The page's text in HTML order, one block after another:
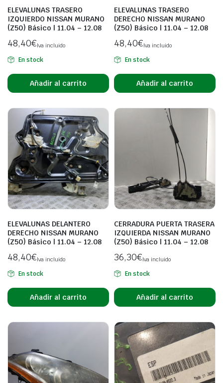
ELEVALUNAS TRASERO
IZQUIERDO NISSAN MURANO
(Z50) Básico | 11.04 – 12.08
48,40€Iva incluido
En stock
Añadir al carrito
ELEVALUNAS TRASERO
DERECHO NISSAN MURANO
(Z50) Básico | 11.04 – 12.08
48,40€Iva incluido
En stock
Añadir al carrito
ELEVALUNAS DELANTERO
DERECHO NISSAN MURANO
(Z50) Básico | 11.04 – 12.08
48,40€Iva incluido
En stock
Añadir al carrito
CERRADURA PUERTA TRASERA
IZQUIERDA NISSAN MURANO
(Z50) Básico | 11.04 – 12.08
36,30€Iva incluido
En stock
Añadir al carrito